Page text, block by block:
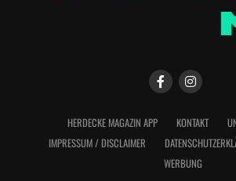
HERDECKE MAGAZIN APP KONTAKT
IMPRESSUM / DISCLAIMER
WERBUNG